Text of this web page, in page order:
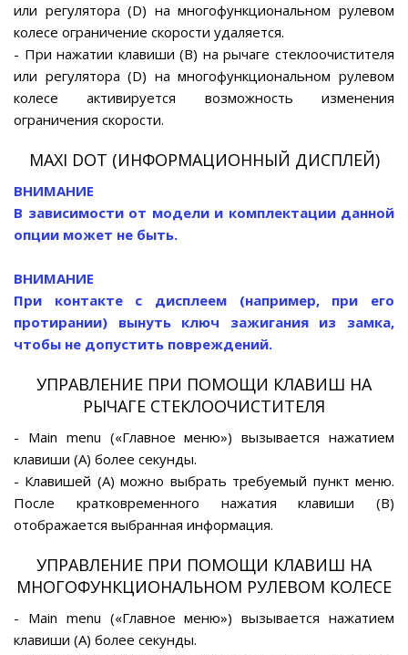
или регулятора (D) на многофункциональном рулевом
колесе ограничение скорости удаляется.
- При нажатии клавиши (В) на рычаге стеклоочистителя
или регулятора (D) на многофункциональном рулевом
колесе активируется возможность изменения
ограничения скорости.
MAXI DOT (ИНФОРМАЦИОННЫЙ ДИСПЛЕЙ)
ВНИМАНИЕ
В зависимости от модели и комплектации данной
опции может не быть.
ВНИМАНИЕ
При контакте с дисплеем (например, при его
протирании) вынуть ключ зажигания из замка,
чтобы не допустить повреждений.
УПРАВЛЕНИЕ ПРИ ПОМОЩИ КЛАВИШ НА
РЫЧАГЕ СТЕКЛООЧИСТИТЕЛЯ
- Main menu («Главное меню») вызывается нажатием
клавиши (А) более секунды.
- Клавишей (А) можно выбрать требуемый пункт меню.
После кратковременного нажатия клавиши (В)
отображается выбранная информация.
УПРАВЛЕНИЕ ПРИ ПОМОЩИ КЛАВИШ НА
МНОГОФУНКЦИОНАЛЬНОМ РУЛЕВОМ КОЛЕСЕ
- Main menu («Главное меню») вызывается нажатием
клавиши (А) более секунды.